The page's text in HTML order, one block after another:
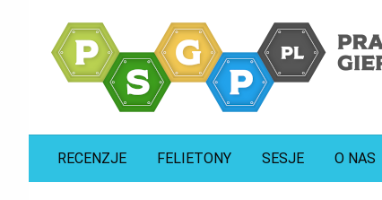
psgp.pl
RECENZJE FELIETONY SESJE O NAS